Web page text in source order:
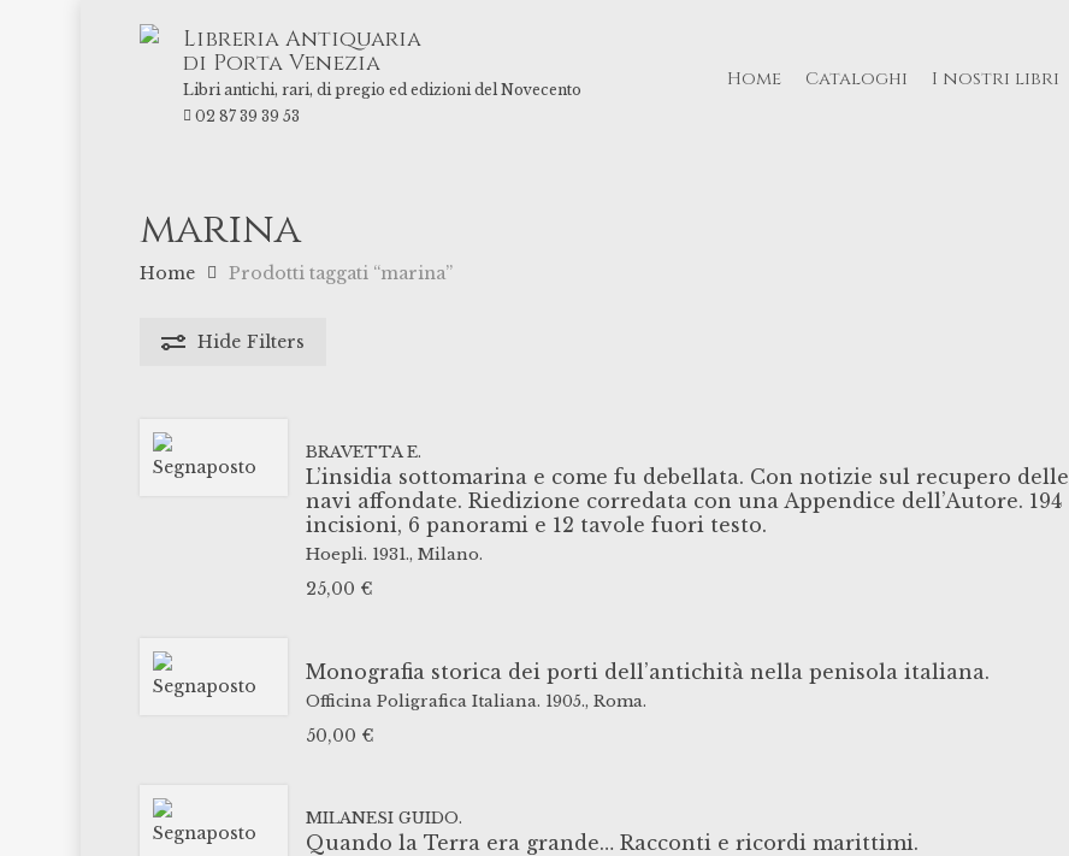
Libreria Antiquaria
di Porta Venezia
Libri antichi, rari, di pregio ed edizioni del Novecento
02 87 39 39 53
Home Cataloghi I nostri libri
marina
Home Prodotti taggati “marina”
Hide Filters
BRAVETTA E.
L’insidia sottomarina e come fu debellata. Con notizie sul recupero delle
navi affondate. Riedizione corredata con una Appendice dell’Autore. 194
incisioni, 6 panorami e 12 tavole fuori testo.
Hoepli. 1931., Milano.
25,00 €
Monografia storica dei porti dell’antichità nella penisola italiana.
Officina Poligrafica Italiana. 1905., Roma.
50,00 €
MILANESI GUIDO.
Quando la Terra era grande… Racconti e ricordi marittimi.